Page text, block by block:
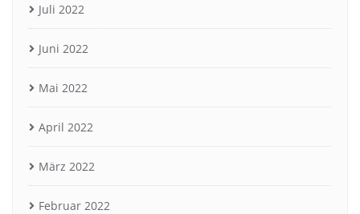
Juli 2022
Juni 2022
Mai 2022
April 2022
März 2022
Februar 2022